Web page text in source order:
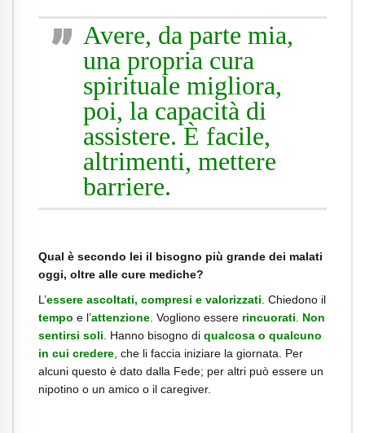
Avere, da parte mia,
una propria cura
spirituale migliora,
poi, la capacità di
assistere. È facile,
altrimenti, mettere
barriere.
Qual è secondo lei il bisogno più grande dei malati
oggi, oltre alle cure mediche?
L’essere ascoltati, compresi e valorizzati . Chiedono il
tempo e l’attenzione . Vogliono essere rincuorati
Non
sentirsi soli . Hanno bisogno di qualcosa o qualcuno
in cui credere , che li faccia iniziare la giornata. Per
alcuni questo è dato dalla Fede; per altri può essere un
nipotino o un amico o il caregiver.